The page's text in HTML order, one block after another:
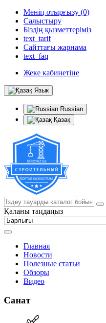
Менің отырғызу (0)
Салыстыру
Біздің қызметтеріміз
text_tarif
Сайттағы жарнама
text_faq
Жеке кабинетіне
Язык
Russian
Қазақ
Қаланы таңдаңыз
Главная
Новости
Полезные статьи
Обзоры
Видео
Санат